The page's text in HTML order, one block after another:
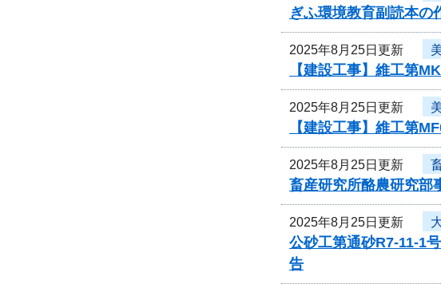
ぎふ環境教育副読本の
2025年8月25日更新
【建設工事】維工第
2025年8月25日更新
【建設工事】維工第
2025年8月25日更新
畜産研究所酪農研究部
2025年8月25日更新
公砂工第通砂R7-11-1
告